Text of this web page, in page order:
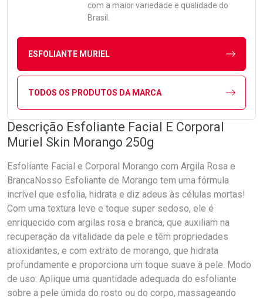
com a maior variedade e qualidade do
Brasil.
ESFOLIANTE MURIEL
TODOS OS PRODUTOS DA MARCA
Descrição Esfoliante Facial E Corporal
Muriel Skin Morango 250g
Esfoliante Facial e Corporal Morango com Argila Rosa e
BrancaNosso Esfoliante de Morango tem uma fórmula
incrível que esfolia, hidrata e diz adeus às células mortas!
Com uma textura leve e toque super sedoso, ele é
enriquecido com argilas rosa e branca, que auxiliam na
recuperação da vitalidade da pele e têm propriedades
atioxidantes, e com extrato de morango, que hidrata
profundamente e proporciona um toque suave à pele. Modo
de uso: Aplique uma quantidade adequada do esfoliante
sobre a pele úmida do rosto ou do corpo, massageando